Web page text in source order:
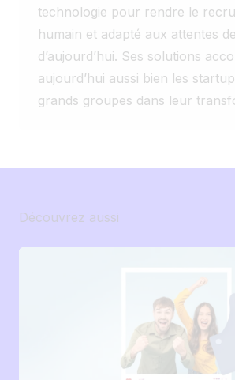
✅ Reporting adapté à
Création automatique de
solution n'est pas la plus
celle qui répond
de vos équipes. Et vous,
humaines.
technologie pour rendre le
humain et adapté aux attentes
d’aujourd’hui. Ses solutions
aujourd’hui aussi bien les
grands groupes dans leur
Découvrez aussi